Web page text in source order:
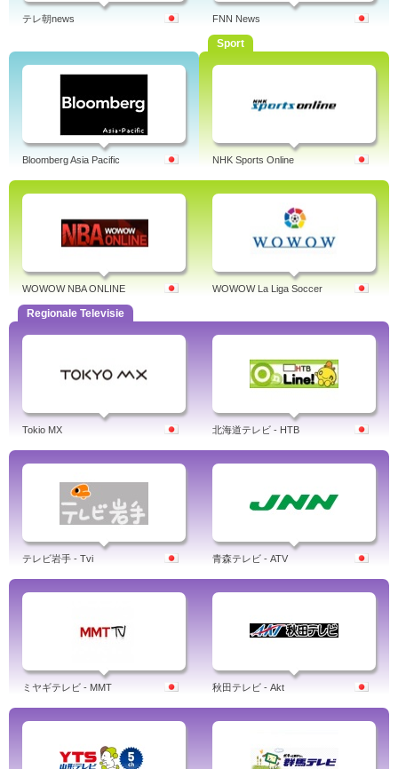
テレ朝news FNN News
Bloomberg Asia Pacific
Sport
NHK Sports Online
WOWOW NBA ONLINE WOWOW La Liga Soccer
Regionale Televisie
Tokio MX 北海道テレビ - HTB
テレビ岩手 - Tvi 青森テレビ - ATV
ミヤギテレビ - MMT 秋田テレビ - Akt